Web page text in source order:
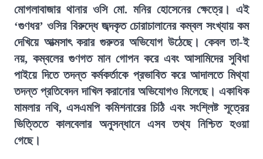
মোগলাবাজার থানার ওসি মো. মনির হোসেনের ক্ষেত্রে। এই
‘গুণধর’ ওসির বিরুদ্ধে জব্দকৃত চোরাচালানের কম্বল সংখ্যায় কম
দেখিয়ে আত্মসাৎ করার গুরুতর অভিযোগ উঠেছে। কেবল তা-ই
নয়, কম্বলের গুণগত মান গোপন করে এবং আসামিদের সুবিধা
পাইয়ে দিতে তদন্ত কর্মকর্তাকে প্রভাবিত করে আদালতে মিথ্যা
তদন্ত প্রতিবেদন দাখিল করানোর অভিযোগও মিলেছে। একাধিক
মামলার নথি, এসএমপি কমিশনারের চিঠি এবং সংশ্লিষ্ট সূত্রের
ভিত্তিতে কালবেলার অনুসন্ধানে এসব তথ্য নিশ্চিত হওয়া
গেছে।